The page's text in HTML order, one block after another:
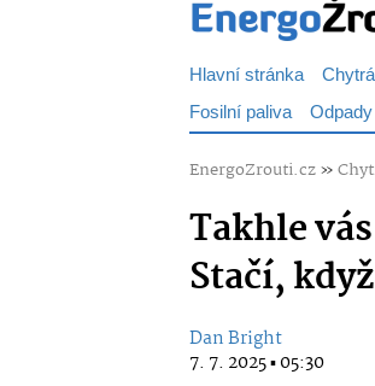
Hlavní stránka
Fosilní paliva Odpady
EnergoZrouti.cz»
Takhle
Stačí,
Dan Bright
7. 7. 2025 ▪ 05:30